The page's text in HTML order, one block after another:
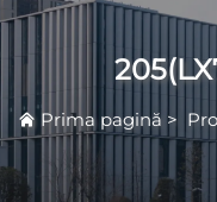
Prima pagină >